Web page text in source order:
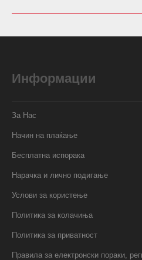
Информации
За Нас
Начин на плаќање
Бесплатна испорака
Нарачка и лично подигање
Услови за користење
Политика за колачиња
Политика за приватност
Правила за електронски пораки,